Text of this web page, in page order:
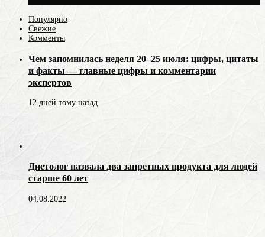
Популярно
Свежие
Комменты
Чем запомнилась неделя 20–25 июля: цифры, цитаты
и факты — главные цифры и комментарии
экспертов
12 дней тому назад
Диетолог назвала два запретных продукта для людей
старше 60 лет
04.08.2022